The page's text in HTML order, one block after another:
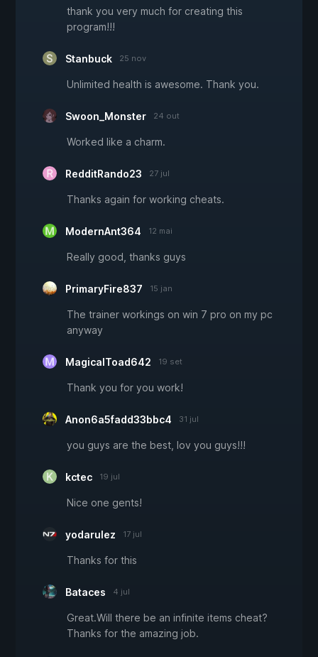
thank you very much for creating this
program!!!
Stanbuck 25 nov
Unlimited health is awesome. Thank you.
Swoon_Monster 24 out
Worked like a charm.
RedditRando23 27 jul
Thanks again for working cheats.
ModernAnt364 12 mai
Really good, thanks guys
PrimaryFire837 15 jan
The trainer workings on win 7 pro on my pc
anyway
MagicalToad642 19 set
Thank you for you work!
Anon6a5fadd33bbc4 31 jul
you guys are the best, lov you guys!!!
kctec 19 jul
Nice one gents!
yodarulez 17 jul
Thanks for this
Bataces 4 jul
Great.Will there be an infinite items cheat?
Thanks for the amazing job.